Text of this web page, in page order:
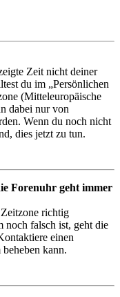
Zeit nicht deiner
du im „Persönlichen
(Mitteleuropäische
dabei nur von
Wenn du noch nicht
dies jetzt zu tun.
Forenuhr geht immer
richtig
noch falsch ist, geht die
einen
kann.